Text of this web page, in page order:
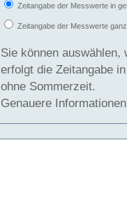
Zeitangabe der Messwerte in
Zeitangabe der Messwerte
Sie können auswählen,
erfolgt die Zeitangabe
ohne Sommerzeit.
Genauere